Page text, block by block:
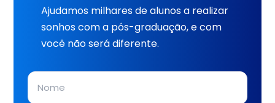
Ajudamos milhares de alunos a realizar
sonhos com a pós-graduação, e com
você não será diferente.